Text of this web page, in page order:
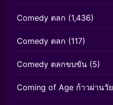
Comedy ตลก (1,436)
Comedy ตลก (117)
Comedy ตลกขบขัน (5)
Coming of Age ก้าวผ่านวัย